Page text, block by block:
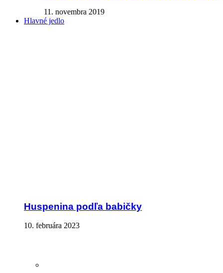
11. novembra 2019
Hlavné jedlo
Huspenina podľa babičky
10. februára 2023